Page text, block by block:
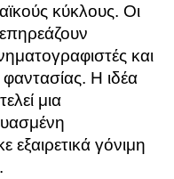
κύκλους. Οι
και
Η ιδέα
μια
εξαιρετικά γόνιμη